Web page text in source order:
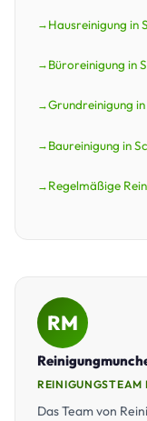
Hausreinigung in
Büroreinigung in
Grundreinigung
Baureinigung in
Regelmäßige
RM
REINIGUNGSTEAM
Das Team von